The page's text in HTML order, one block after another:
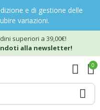
e di gestione delle
variazioni.
superiori a 39,00€!
alla newsletter!
0